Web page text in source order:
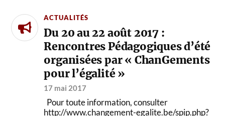
ACTUALITÉS
Du 20 au 22 août 2017 :
Rencontres Pédagogiques d’été
organisées par « ChanGements
pour l’égalité »
17 mai 2017
Pour toute information, consulter
http://www.changement-egalite.be/spip.php?